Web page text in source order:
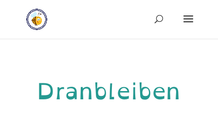
Dranbleiben